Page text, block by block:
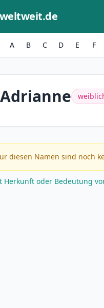
A B C D E F
Adrianne
diesen Namen sind noch
Herkunft oder Bedeutung